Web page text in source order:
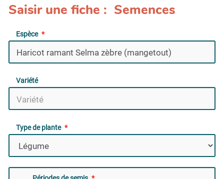
Saisir une fiche : Semences
Espèce
Variété
Type de plante